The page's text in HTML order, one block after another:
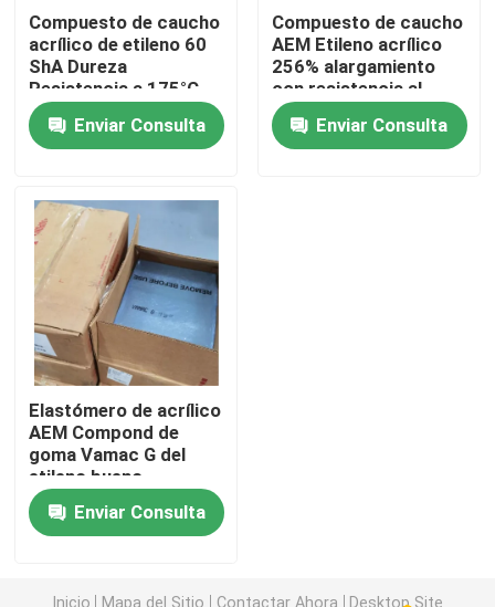
Sobre nosotros
Contactos
Silicón del elastómero
Silicón de MVQ
Silicón de HCR
El caucho de silicona transparente
Caucho especial
ACM de goma
Compuesto de caucho
acrílico de etileno 60
ShA Dureza
Resistencia a 175°C
Enviar Consulta
Compuesto de caucho
AEM Etileno acrílico
256% alargamiento
con resistencia al
ozono
Enviar Consulta
Elastómero de acrílico
AEM Compond de
goma Vamac G del
etileno bueno
flameando resistencia
Enviar Consulta
Inicio Mapa del Sitio Contactar Ahora Desktop Site